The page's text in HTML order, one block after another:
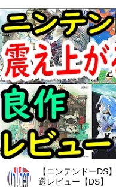
【ニンテンドーDS
選レビュー【DS】